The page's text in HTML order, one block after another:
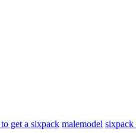
get a sixpack malemodel sixpack